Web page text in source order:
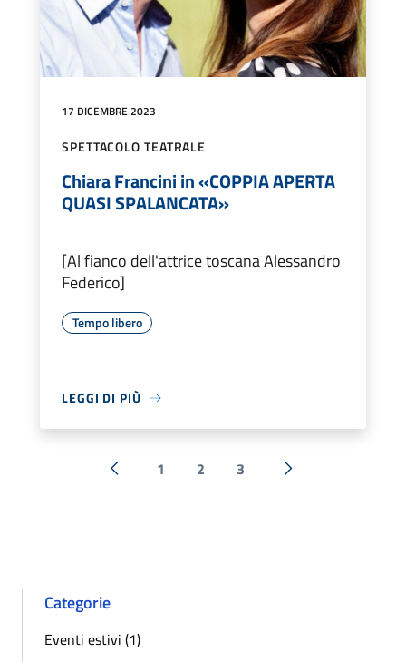
17 DICEMBRE 2023
SPETTACOLO TEATRALE
Chiara Francini in «COPPIA APERTA
QUASI SPALANCATA»
[Al fianco dell'attrice toscana Alessandro
Federico]
Tempo libero
LEGGI DI PIÙ
« Precedente
1 2 3 Successiva »
Categorie
Eventi estivi (1)